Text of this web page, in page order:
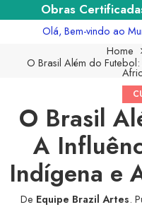
Obras
Olá, Bem-vindo ao
Home
O Brasil Além do
O Brasil
A
Indígena e
De Equipe Brazil Artes.